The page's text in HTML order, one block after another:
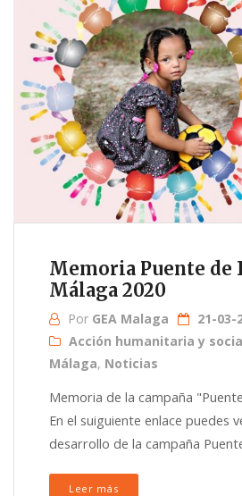
Memoria Puente de
Málaga 2020
Por GEA Malaga
21-03-
Acción humanitaria y
Málaga, Noticias
Memoria de la campaña
En el suiguiente enlace puedes
desarrollo de la campaña
Leer más